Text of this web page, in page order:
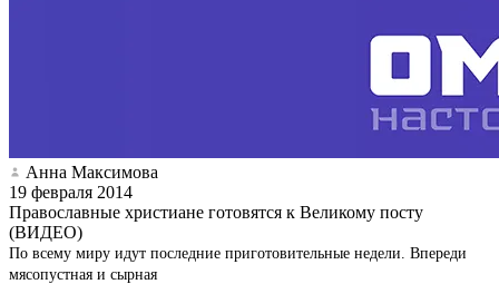
Анна Максимова
19 февраля 2014
Православные христиане готовятся к Великому посту
(ВИДЕО)
По всему миру идут последние приготовительные недели. Впереди
мясопустная и сырная